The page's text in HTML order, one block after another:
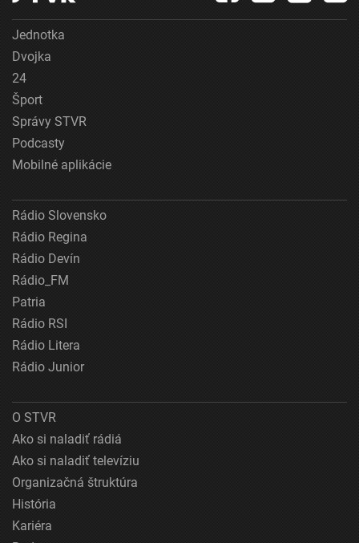
Jednotka
Dvojka
24
Šport
Správy STVR
Podcasty
Mobilné aplikácie
Rádio Slovensko
Rádio Regina
Rádio Devín
Rádio_FM
Patria
Rádio RSI
Rádio Litera
Rádio Junior
O STVR
Ako si naladiť rádiá
Ako si naladiť televíziu
Organizačná štruktúra
História
Kariéra